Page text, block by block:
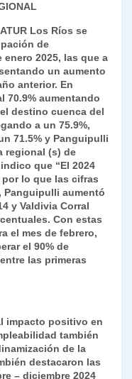
Los Ríos se
de
2025, las que a
un aumento
anterior. En
70.9% aumentando
destino cuenca del
a un 75.9%,
71.5% y Panguipulli
regional (s) de
que “El 2024
lo que las cifras
Panguipulli aumentó
y Valdivia Corral
Con estas
el mes de febrero,
el 90% de
las primeras
impacto positivo en
también
de la
destacaron las
– diciembre 2024